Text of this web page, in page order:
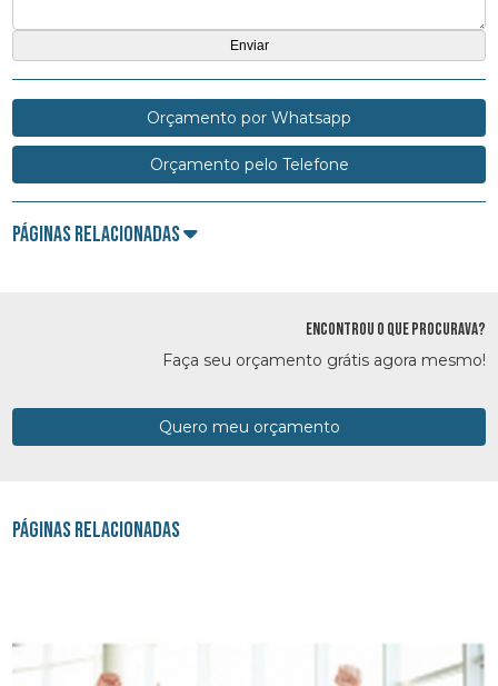
Orçamento por Whatsapp
Orçamento pelo Telefone
Páginas Relacionadas
ENCONTROU O QUE PROCURAVA?
Faça seu orçamento grátis agora mesmo!
Quero meu orçamento
Páginas Relacionadas